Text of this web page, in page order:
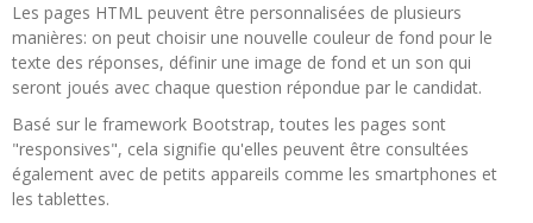
Les pages HTML peuvent être personnalisées de plusieurs
manières: on peut choisir une nouvelle couleur de fond pour le
texte des réponses, définir une image de fond et un son qui
seront joués avec chaque question répondue par le candidat.
Basé sur le framework Bootstrap, toutes les pages sont
"responsives", cela signifie qu'elles peuvent être consultées
également avec de petits appareils comme les smartphones et
les tablettes.